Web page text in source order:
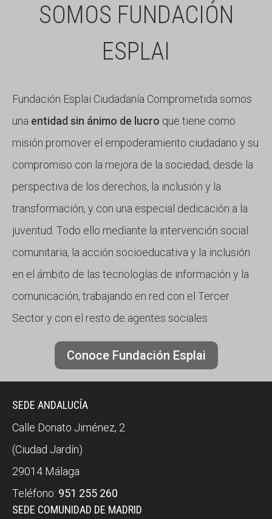
SOMOS FUNDACIÓN
ESPLAI
Fundación Esplai Ciudadanía Comprometida somos
una entidad sin ánimo de lucro que tiene como
misión promover el empoderamiento ciudadano y su
compromiso con la mejora de la sociedad, desde la
perspectiva de los derechos, la inclusión y la
transformación, y con una especial dedicación a la
juventud. Todo ello mediante la intervención social
comunitaria, la acción socioeducativa y la inclusión
en el ámbito de las tecnologías de información y la
comunicación, trabajando en red con el Tercer
Sector y con el resto de agentes sociales.
Conoce Fundación Esplai
SEDE ANDALUCÍA
Calle Donato Jiménez, 2
(Ciudad Jardín)
29014 Málaga
Teléfono: 951 255 260
SEDE COMUNIDAD DE MADRID